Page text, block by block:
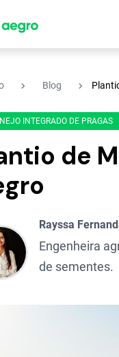
navigate_next Blog navigate_next
INTEGRADO DE PRAGAS
de
Rayssa
Engenheira
de sementes.